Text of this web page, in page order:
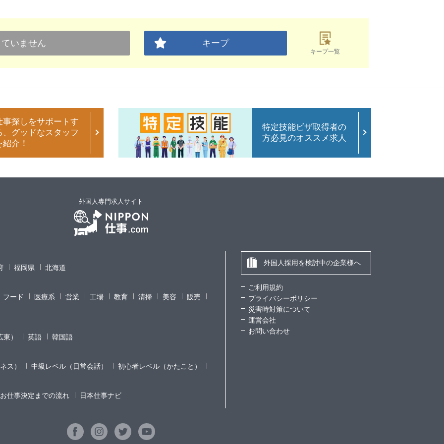
いません キープ
キープ一覧
事探しをサポートす
、グッドなスタッフ
紹介！
特定技能ビザ取得者の
方必見のオススメ求人
外国人専門求人サイト
福岡県 北海道
フード 医療系 営業 工場 教育 清掃 美容 販売
） 英語 韓国語
ス） 中級レベル（日常会話） 初心者レベル（かたこと）
お仕事決定までの流れ 日本仕事ナビ
外国人採用を検討中の企業様へ
ご利用規約
プライバシーポリシー
災害時対策について
運営会社
お問い合わせ